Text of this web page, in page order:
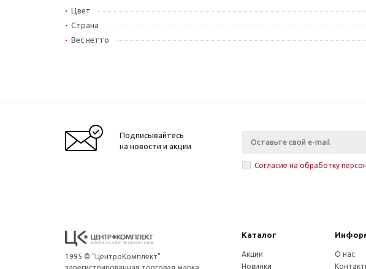
Цвет
Страна
Вес нетто
Подписывайтесь
на новости и акции
Согласие на обработку
1995 © "ЦентроКомплект"
зарегистрированная торговая марка,
Каталог
Акции
Новинки
О нас